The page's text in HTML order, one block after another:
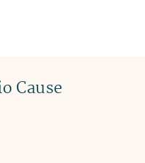
Cause